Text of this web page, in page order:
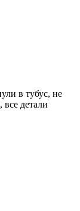
в тубус, не
все детали